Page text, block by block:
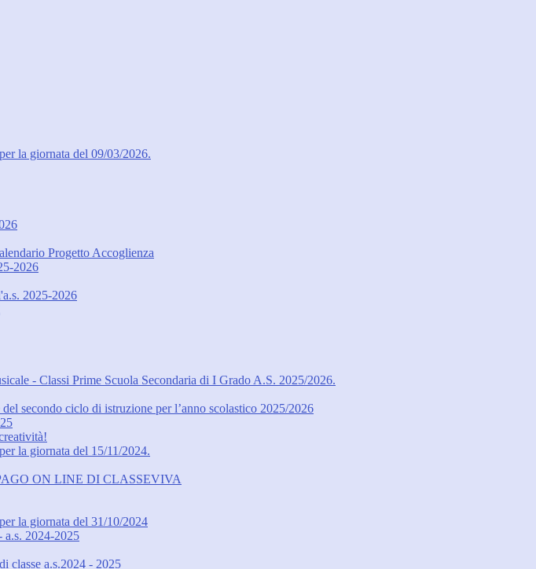
la giornata del 09/03/2026.
Progetto Accoglienza
2026
2025-2026
- Classi Prime Scuola Secondaria di I Grado A.S. 2025/2026.
secondo ciclo di istruzione per l’anno scolastico 2025/2026
la giornata del 15/11/2024.
ON LINE DI CLASSEVIVA
la giornata del 31/10/2024
a.s. 2024-2025
classe a.s.2024 - 2025